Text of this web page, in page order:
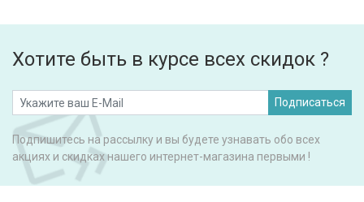
Хотите быть в курсе всех скидок ?
Подписаться
Подпишитесь на рассылку и вы будете узнавать обо всех
акциях и скидках нашего интернет-магазина первыми !